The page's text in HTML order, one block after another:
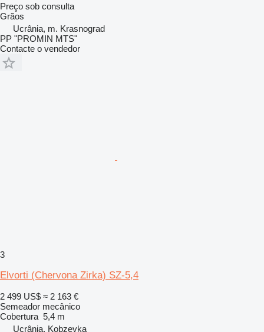
Preço sob consulta
Grãos
Ucrânia, m. Krasnograd
PP "PROMIN MTS"
Contacte o vendedor
3
Elvorti (Chervona Zirka) SZ-5,4
2 499 US$ ≈ 2 163 €
Semeador mecânico
Cobertura 5,4 m
Ucrânia, Kobzevka